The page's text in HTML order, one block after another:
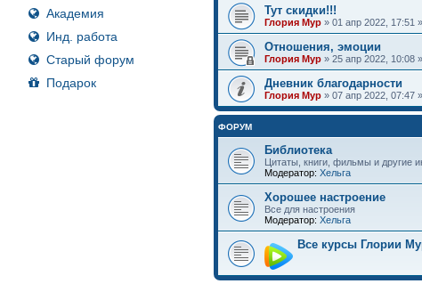
Академия
Инд. работа
Старый форум
Подарок
Тут скидки!!!
Глория Мур » 01 апр 2022, 17:51
Отношения, эмоции
Глория Мур » 25 апр 2022, 10:08
Дневник благодарности
Глория Мур » 07 апр 2022,
ФОРУМ
Библиотека
Цитаты, книги, фильмы и другие
Модератор: Хельга
Хорошее настроение
Все для настроения
Модератор: Хельга
Все курсы Глории